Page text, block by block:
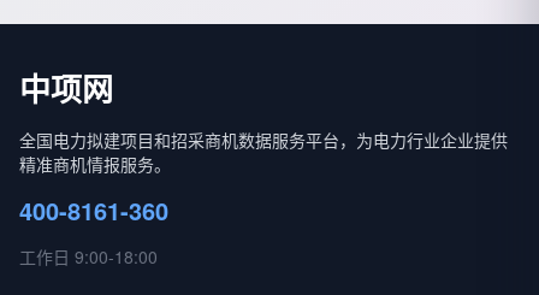
中项网
全国电力拟建项目和招采商机数据服务平台，为电力行业企业提供
精准商机情报服务。
400-8161-360
工作日 9:00-18:00